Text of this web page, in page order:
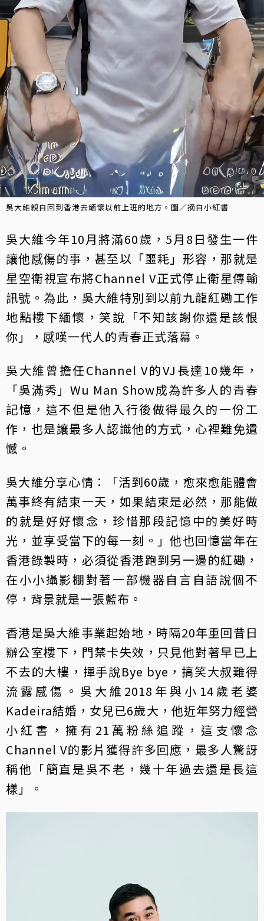
吳大維親自回到香港去緬懷以前上班的地方。圖／摘自小紅書
吳大維今年10月將滿60歲，5月8日發生一件
讓他感傷的事，甚至以「噩耗」形容，那就是
星空衛視宣布將Channel V正式停止衛星傳輸
訊號。為此，吳大維特別到以前九龍紅磡工作
地點樓下緬懷，笑說「不知該謝你還是該恨
你」，感嘆一代人的青春正式落幕。
吳大維曾擔任Channel V的VJ長達10幾年，
「吳滿秀」Wu Man Show成為許多人的青春
記憶，這不但是他入行後做得最久的一份工
作，也是讓最多人認識他的方式，心裡難免遺
憾。
吳大維分享心情：「活到60歲，愈來愈能體會
萬事終有結束一天，如果結束是必然，那能做
的就是好好懷念，珍惜那段記憶中的美好時
光，並享受當下的每一刻。」他也回憶當年在
香港錄製時，必須從香港跑到另一邊的紅磡，
在小小攝影棚對著一部機器自言自語說個不
停，背景就是一張藍布。
香港是吳大維事業起始地，時隔20年重回昔日
辦公室樓下，門禁卡失效，只見他對著早已上
不去的大樓，揮手說Bye bye，搞笑大叔難得
流露感傷。吳大維2018年與小14歲老婆
Kadeira結婚，女兒已6歲大，他近年努力經營
小紅書，擁有21萬粉絲追蹤，這支懷念
Channel V的影片獲得許多回應，最多人驚訝
稱他「簡直是吳不老，幾十年過去還是長這
樣」。